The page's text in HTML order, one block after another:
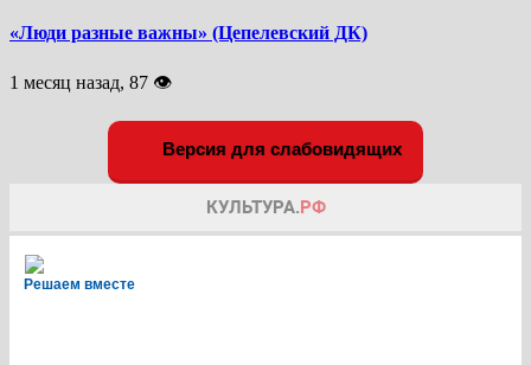
«Люди разные важны» (Цепелевский ДК)
1 месяц назад, 87 👁
Версия для слабовидящих
Решаем вместе